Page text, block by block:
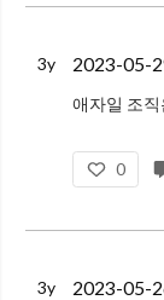
3y 2023-05-
애자일 조
수직 슬라
0
3y 2023-05-